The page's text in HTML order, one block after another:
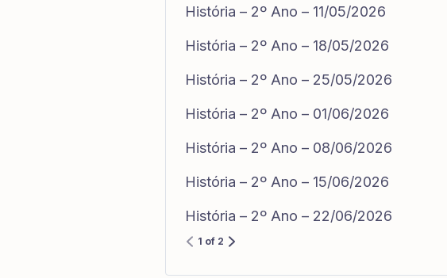
História – 2º Ano – 11/05/2026
História – 2º Ano – 18/05/2026
História – 2º Ano – 25/05/2026
História – 2º Ano – 01/06/2026
História – 2º Ano – 08/06/2026
História – 2º Ano – 15/06/2026
História – 2º Ano – 22/06/2026
1 of 2